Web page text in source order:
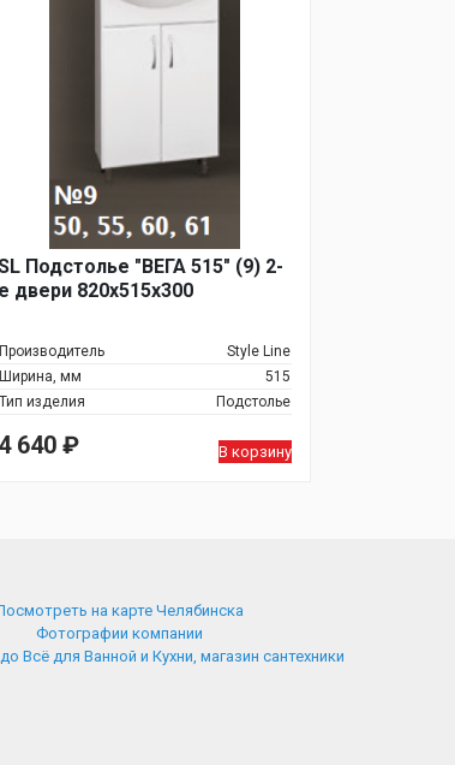
Подстолье "ВЕГА 515" (9) 2-
е двери 820х515х300
Производитель
Style Line
Ширина, мм
515
Тип изделия
Подстолье
4 640 ₽ В корзину
на карте Челябинска
Фотографии компании
Всё для Ванной и Кухни, магазин сантехники